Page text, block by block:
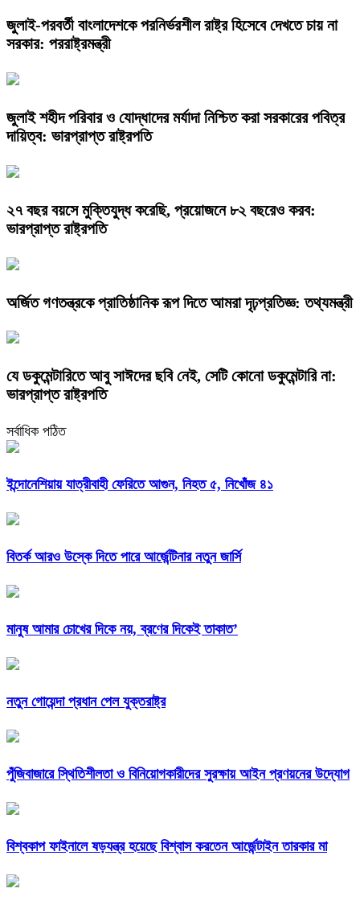
জুলাই-পরবর্তী বাংলাদেশকে পরনির্ভরশীল রাষ্ট্র হিসেবে দেখতে চায় না
সরকার: পররাষ্ট্রমন্ত্রী
জুলাই শহীদ পরিবার ও যোদ্ধাদের মর্যাদা নিশ্চিত করা সরকারের পবিত্র
দায়িত্ব: ভারপ্রাপ্ত রাষ্ট্রপতি
২৭ বছর বয়সে মুক্তিযুদ্ধ করেছি, প্রয়োজনে ৮২ বছরেও করব:
ভারপ্রাপ্ত রাষ্ট্রপতি
অর্জিত গণতন্ত্রকে প্রাতিষ্ঠানিক রূপ দিতে আমরা দৃঢ়প্রতিজ্ঞ: তথ্যমন্ত্রী
যে ডকুমেন্টারিতে আবু সাঈদের ছবি নেই, সেটি কোনো ডকুমেন্টারি না:
ভারপ্রাপ্ত রাষ্ট্রপতি
সর্বাধিক পঠিত
ইন্দোনেশিয়ায় যাত্রীবাহী ফেরিতে আগুন, নিহত ৫, নিখোঁজ ৪১
বিতর্ক আরও উস্কে দিতে পারে আর্জেন্টিনার নতুন জার্সি
মানুষ আমার চোখের দিকে নয়, ব্রণের দিকেই তাকাত’
নতুন গোয়েন্দা প্রধান পেল যুক্তরাষ্ট্র
পুঁজিবাজারে স্থিতিশীলতা ও বিনিয়োগকারীদের সুরক্ষায় আইন প্রণয়নের উদ্যোগ
বিশ্বকাপ ফাইনালে ষড়যন্ত্র হয়েছে বিশ্বাস করতেন আর্জেন্টাইন তারকার মা